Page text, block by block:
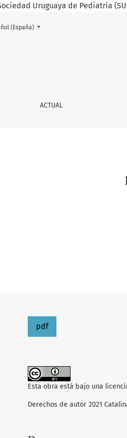
Uruguaya de Pediatría
como estrategia de
ACTUAL
el idioma. El actual es:
(España)
pdf
Esta obra está bajo una
Derechos de autor 2021